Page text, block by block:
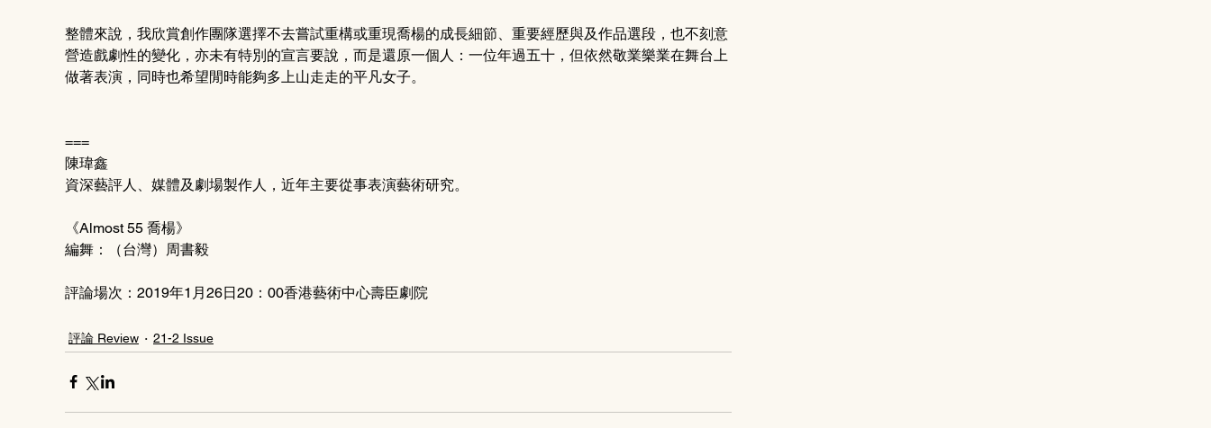
整體來說，我欣賞創作團隊選擇不去嘗試重構或重現喬楊的成長細節、重要經歷與及作品選段，也不刻意
營造戲劇性的變化，亦未有特別的宣言要說，而是還原一個人：一位年過五十，但依然敬業樂業在舞台上
做著表演，同時也希望閒時能夠多上山走走的平凡女子。
===
陳瑋鑫
資深藝評人、媒體及劇場製作人，近年主要從事表演藝術研究。
《Almost 55 喬楊》
編舞：（台灣）周書毅
評論場次：2019年1月26日20：00香港藝術中心壽臣劇院
評論 Review 21-2 Issue